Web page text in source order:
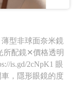
型非球面奈米鏡
所配鏡✕價格透明
is.gd/2cNpK1 眼
，隱形眼鏡的度